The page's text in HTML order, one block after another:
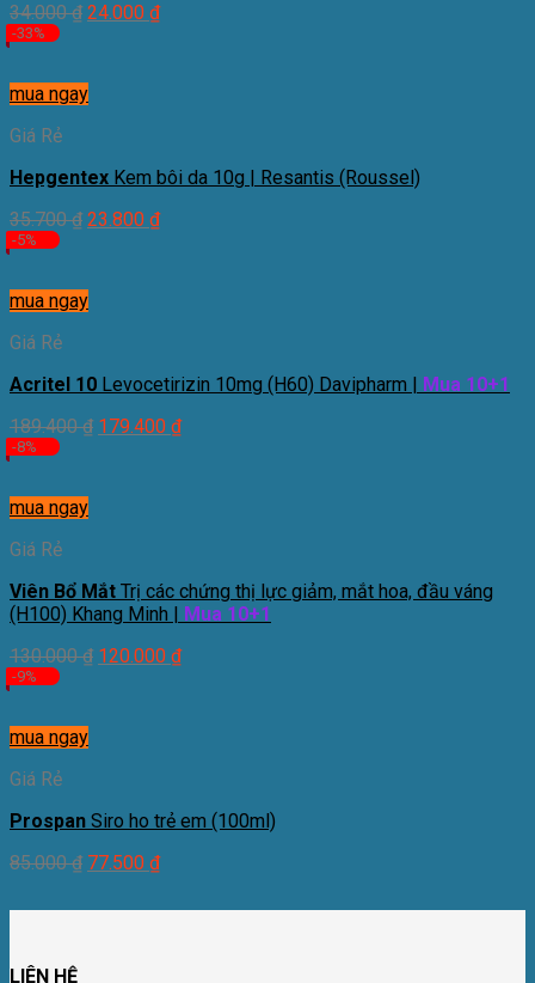
34.000₫ 24.000 ₫
-33%
mua ngay
Giá Rẻ
Hepgentex Kem bôi da 10g | Resantis (Roussel)
35.700₫ 23.800 ₫
-5%
mua ngay
Giá Rẻ
Acritel 10 Levocetirizin 10mg (H60) Davipharm |
Mua 10+1
189.400₫ 179.400 ₫
-8%
mua ngay
Giá Rẻ
Viên Bổ Mắt Trị các chứng thị lực giảm, mắt hoa, đầu váng
(H100) Khang Minh |
Mua 10+1
130.000₫ 120.000 ₫
-9%
mua ngay
Giá Rẻ
Prospan Siro ho trẻ em (100ml)
85.000₫ 77.500 ₫
LIÊN HỆ